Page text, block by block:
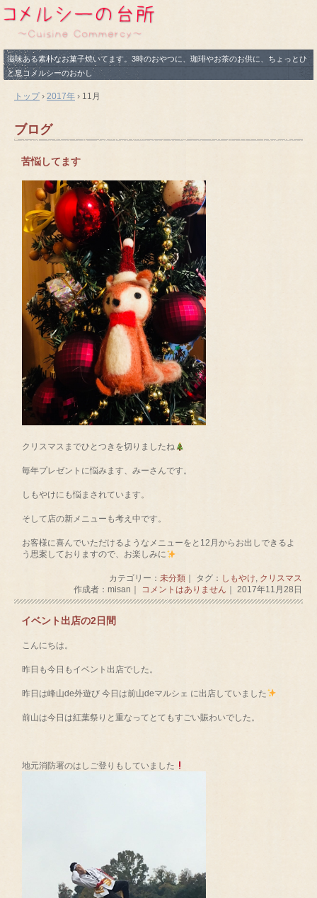
滋味ある素朴なお菓子焼いてます。3時のおやつに、珈琲やお茶のお供に、ちょっとひ
と息コメルシーのおかし
トップ› 2017年 › 11月
ブログ
苦悩してます
クリスマスまでひとつきを切りましたね
毎年プレゼントに悩みます、みーさんです。
しもやけにも悩まされています。
そして店の新メニューも考え中です。
お客様に喜んでいただけるようなメニューをと12月からお出しできるよ
う思案しておりますので、お楽しみに
カテゴリー： 未分類｜ タグ： しもやけ, クリスマス
作成者：misan｜ コメントはありません ｜ 2017年11月28日
イベント出店の2日間
こんにちは。
昨日も今日もイベント出店でした。
昨日は峰山de外遊び 今日は前山deマルシェ に出店していました
前山は今日は紅葉祭りと重なってとてもすごい賑わいでした。
地元消防署のはしご登りもしていました